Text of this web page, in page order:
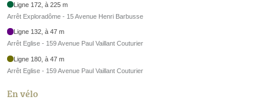
Ligne 172, à 225 m
Arrêt Exploradôme - 15 Avenue Henri Barbusse
Ligne 132, à 47 m
Arrêt Eglise - 159 Avenue Paul Vaillant Couturier
Ligne 180, à 47 m
Arrêt Eglise - 159 Avenue Paul Vaillant Couturier
En vélo